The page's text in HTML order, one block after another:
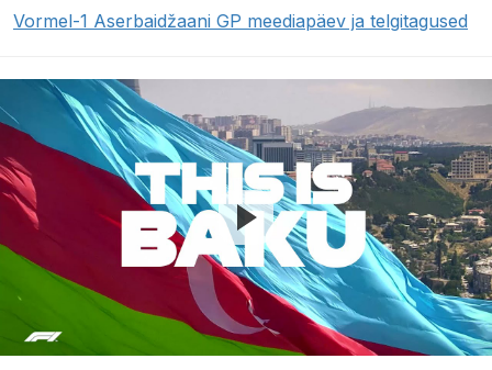
Vormel-1 Aserbaidžaani GP meediapäev ja telgitagused